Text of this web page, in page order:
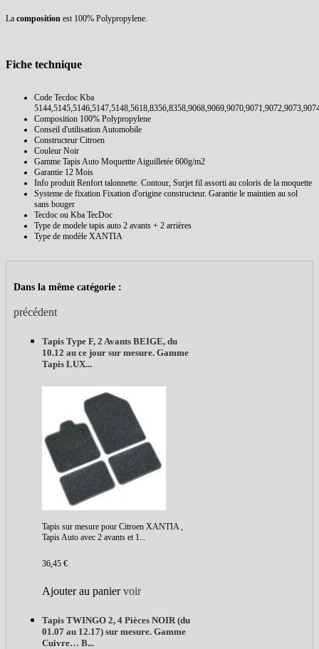
La composition est 100% Polypropylene.
Fiche technique
Code Tecdoc Kba
Composition 100% Polypropylene
Conseil d'utilisationAutomobile
Constructeur Citroen
Couleur Noir
Gamme Tapis Auto Moquettte Aiguilletée 600g/m2
Garantie 12 Mois
Info produitRenfort talonnette. Contour, Surjet fil assorti au coloris de la moquette
Systeme de fixation Fixation d'origine constructeur. Garantie le maintien au sol
sans bouger
Tecdoc ou Kba TecDoc
Type de modele tapis auto 2 avants + 2 arrières
Type de modèle XANTIA
Dans la même catégorie :
précédent
Tapis Type F, 2 Avants BEIGE, du
10.12 au ce jour sur mesure. Gamme
Tapis LUX...
Tapis sur mesure pour Citroen XANTIA ,
Tapis Auto avec 2 avants et 1...
36,45 €
Ajouter au panier voir
Tapis TWINGO 2, 4 Pièces NOIR (du
01.07 au 12.17) sur mesure. Gamme
Cuivre… B...